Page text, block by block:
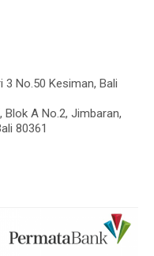
3 No.50 Kesiman, Bali
Blok A No.2, Jimbaran,
80361